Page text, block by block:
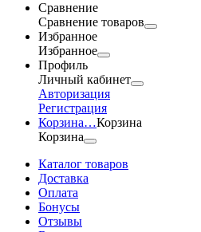
Сравнение
Сравнение товаров
Избранное
Избранное
Профиль
Личный кабинет
Авторизация
Регистрация
Корзина…Корзина
Корзина
Каталог товаров
Доставка
Оплата
Бонусы
Отзывы